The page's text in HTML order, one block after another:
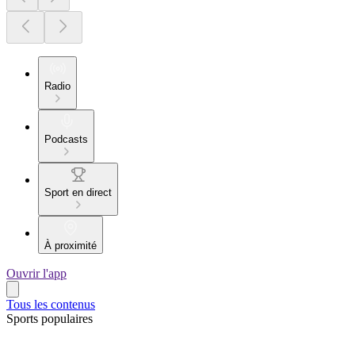
Radio
Podcasts
Sport en direct
À proximité
Ouvrir l'app
Tous les contenus
Sports populaires